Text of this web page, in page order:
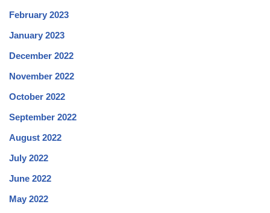
February 2023
January 2023
December 2022
November 2022
October 2022
September 2022
August 2022
July 2022
June 2022
May 2022